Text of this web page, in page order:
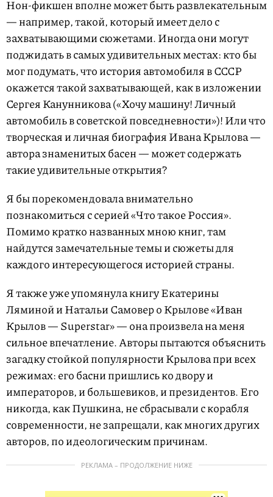
Нон-фикшен вполне может быть развлекательным
— например, такой, который имеет дело с
захватывающими сюжетами. Иногда они могут
поджидать в самых удивительных местах: кто бы
мог подумать, что история автомобиля в СССР
окажется такой захватывающей, как в изложении
Сергея Канунникова («Хочу машину! Личный
автомобиль в советской повседневности»)! Или что
творческая и личная биография Ивана Крылова —
автора знаменитых басен — может содержать
такие удивительные открытия?
Я бы порекомендовала внимательно
познакомиться с серией «Что такое Россия».
Помимо кратко названных мною книг, там
найдутся замечательные темы и сюжеты для
каждого интересующегося историей страны.
Я также уже упомянула книгу Екатерины
Ляминой и Натальи Самовер о Крылове «Иван
Крылов — Superstar» — она произвела на меня
сильное впечатление. Авторы пытаются объяснить
загадку стойкой популярности Крылова при всех
режимах: его басни пришлись ко двору и
императоров, и большевиков, и президентов. Его
никогда, как Пушкина, не сбрасывали с корабля
современности, не запрещали, как многих других
авторов, по идеологическим причинам.
РЕКЛАМА – ПРОДОЛЖЕНИЕ НИЖЕ